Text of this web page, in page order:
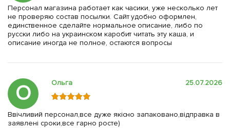
Персонал магазина работает как часики, уже несколько лет
не проверяю состав посылки. Сайт удобно оформлен,
единственное сделайте нормальное описание, либо по
русски либо на украинском каробит читать эту каша, и
описание иногда не полное, остаются вопросы
О Ольга 25.07.2026
Ввічливий персонал,все дуже якісно запаковано,відправка в
заявлені сроки,все гарно росте)